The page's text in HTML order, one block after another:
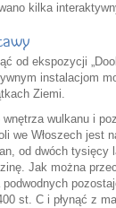
kilka
od ekspozycji
instalacjom
Ziemi.
wnętrza wulkanu i
we Włoszech jest
od dwóch tysięcy
Jak można
st. C i płynąć z